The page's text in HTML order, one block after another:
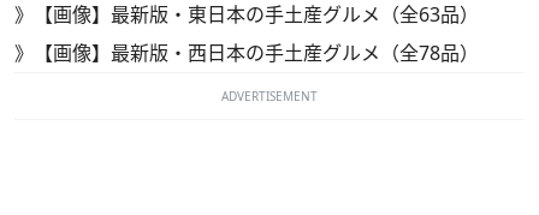
》
【画像】最新版・東日本の手土産グルメ（全63品）
》
【画像】最新版・西日本の手土産グルメ（全78品）
ADVERTISEMENT